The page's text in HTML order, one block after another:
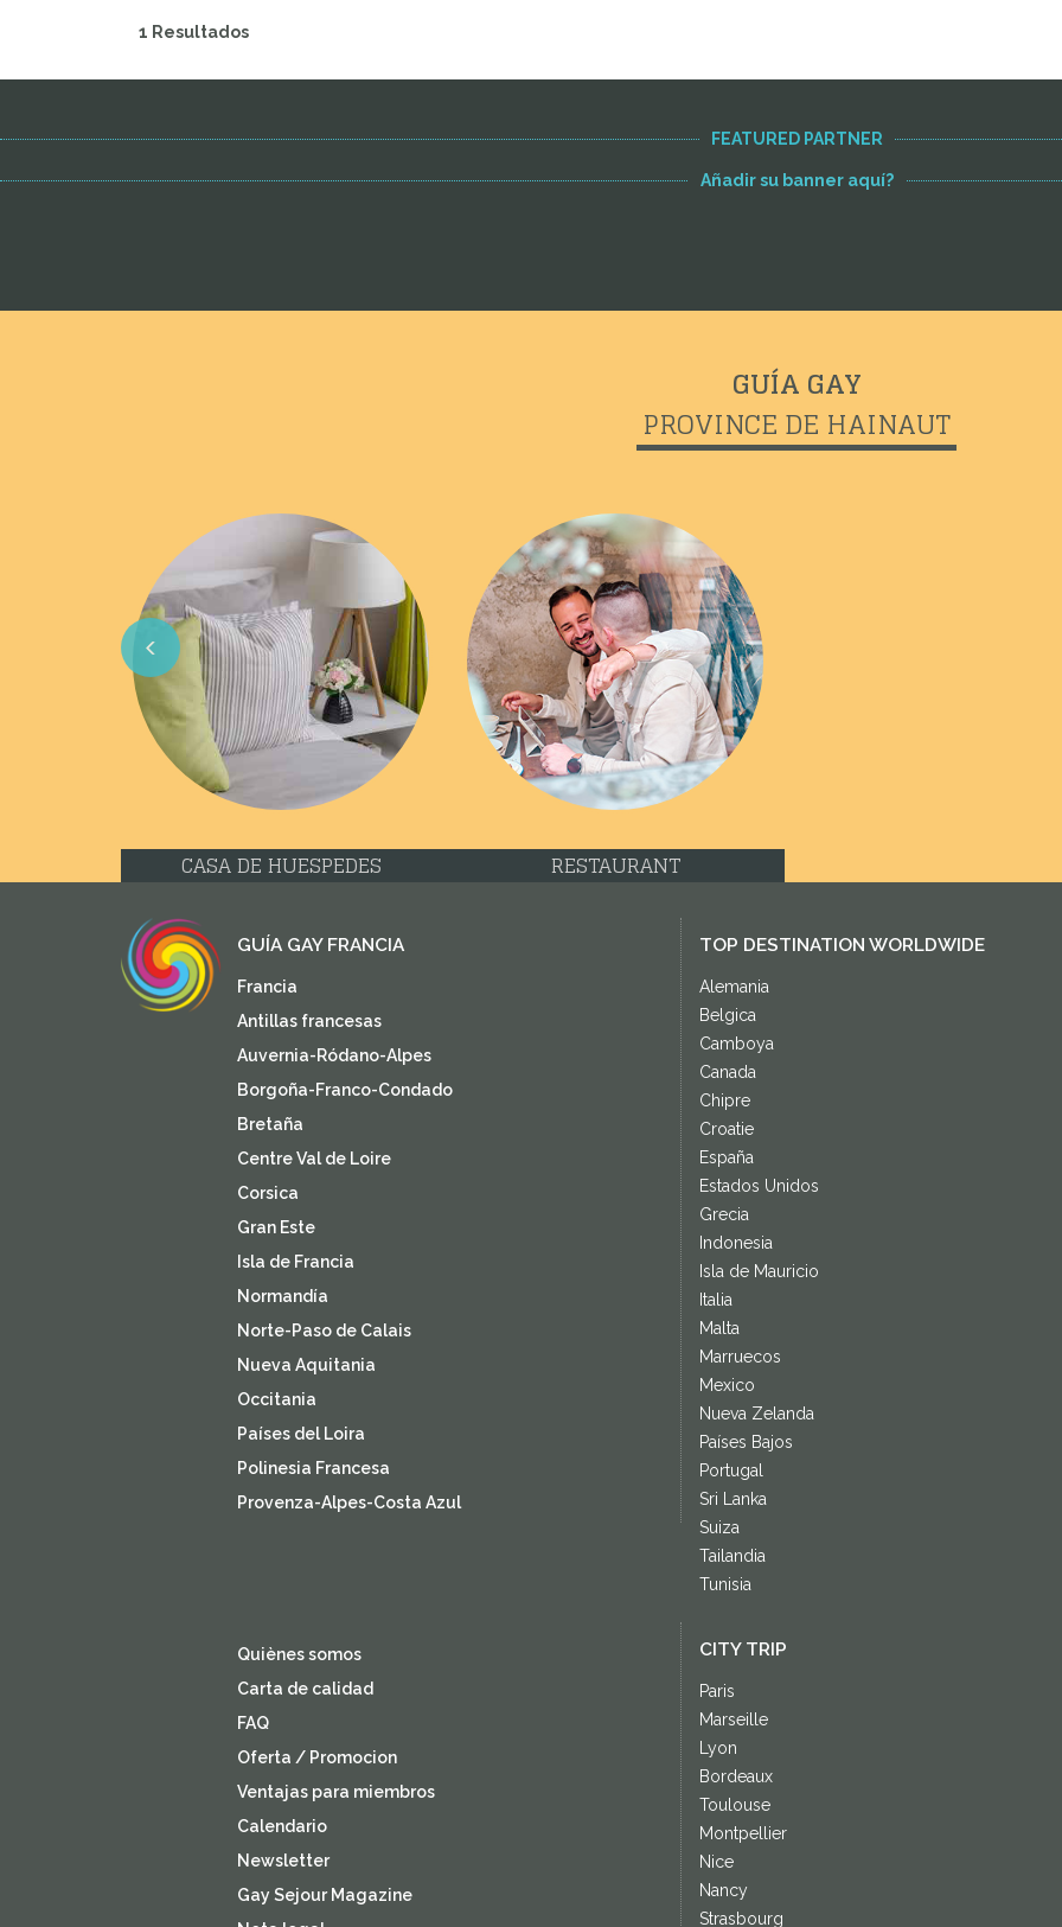
1 Resultados
FEATURED PARTNER
Añadir su banner aquí?
GUÍA GAY
PROVINCE DE HAINAUT
Previous
CASA DE HUESPEDES RESTAURANT
GUÍA GAY FRANCIA
Francia
Antillas francesas
Auvernia-Ródano-Alpes
Borgoña-Franco-Condado
Bretaña
Centre Val de Loire
Corsica
Gran Este
Isla de Francia
Normandía
Norte-Paso de Calais
Nueva Aquitania
Occitania
Países del Loira
Polinesia Francesa
Provenza-Alpes-Costa Azul
TOP DESTINATION WORLDWIDE
Alemania
Belgica
Camboya
Canada
Chipre
Croatie
España
Estados Unidos
Grecia
Indonesia
Isla de Mauricio
Italia
Malta
Marruecos
Mexico
Nueva Zelanda
Países Bajos
Portugal
Sri Lanka
Suiza
Tailandia
Tunisia
Quiènes somos
Carta de calidad
FAQ
Oferta / Promocion
Ventajas para miembros
Calendario
Newsletter
Gay Sejour Magazine
CITY TRIP
Paris
Marseille
Lyon
Bordeaux
Toulouse
Montpellier
Nice
Nancy
Strasbourg